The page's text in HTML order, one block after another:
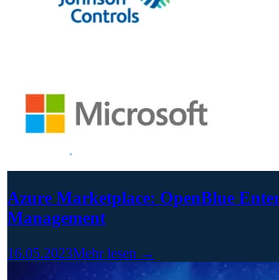
Azure Marketplace: OpenBlue
Management
16.05.2023Mehr lesen →